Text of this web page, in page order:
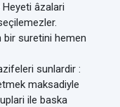
âzalari
bir suretini hemen
sunlardir :
maksadiyle
ile baska